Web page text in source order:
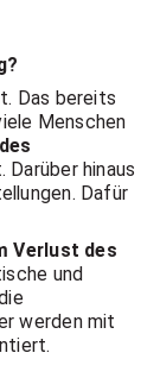
Das bereits
Menschen
hinaus
Dafür
Verlust des
und
werden mit